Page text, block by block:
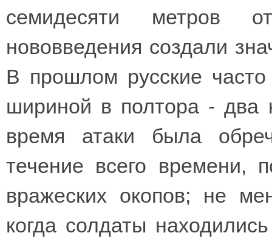
семидесяти метров
нововведения создали
В прошлом русские
шириной в полтора - два
время атаки была
течение всего времени,
вражеских окопов; не
когда солдаты